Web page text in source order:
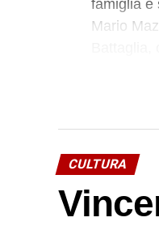
famiglia è
Mario
«Anche
sorella
colpiti di
ancora
di una
CULTURA